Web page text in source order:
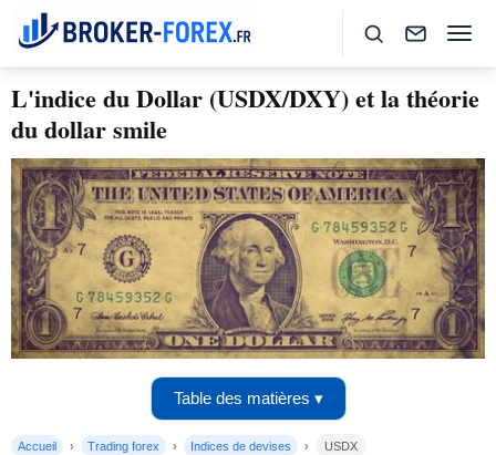
L'indice du Dollar (USDX/DXY) et la théorie
du dollar smile
Table des matières ▾
Accueil Trading forex Indices de devises USDX